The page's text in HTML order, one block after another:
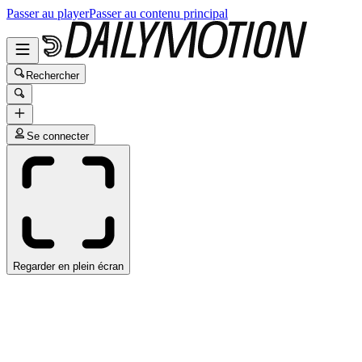
Passer au playerPasser au contenu principal
Rechercher
Se connecter
Regarder en plein écran